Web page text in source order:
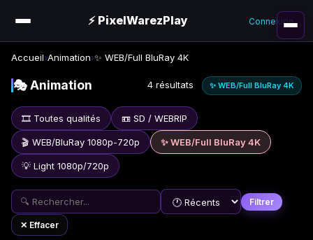
⚡ PixelWarezPlay Connexion
Accueil›Animation›✨ WEB/Full BluRay 4K
🎭 Animation 4 résultats ✨ WEB/Full BluRay 4K
🎞️ Toutes qualités 📼 SD / WEBRIP
🎬 WEB/BluRay 1080p-720p ✨ WEB/Full BluRay 4K
💡 Light 1080p/720p
Filtrer
✕ Effacer